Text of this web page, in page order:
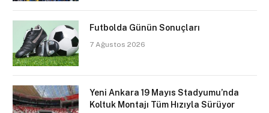
Futbolda Günün Sonuçları
7 Ağustos 2026
Yeni Ankara 19 Mayıs Stadyumu’nda
Koltuk Montajı Tüm Hızıyla Sürüyor